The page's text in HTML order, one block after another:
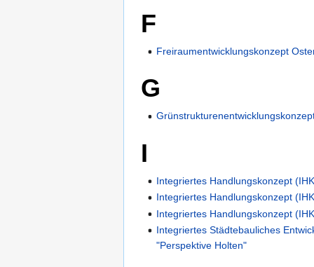
F
Freiraumentwicklungskonzept
G
I
Integriertes Handlungskonzept
Integriertes Handlungskonzept
Integriertes Handlungskonzept
Integriertes Städtebauliches
"Perspektive Holten"